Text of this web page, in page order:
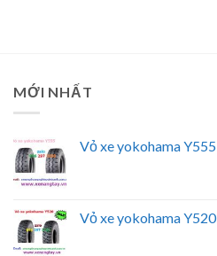
MỚI NHẤT
Vỏ xe yokohama Y555
Vỏ xe yokohama Y520